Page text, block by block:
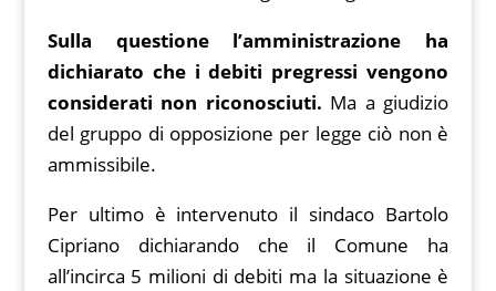
Sulla questione l’amministrazione ha
dichiarato che i debiti pregressi vengono
considerati non riconosciuti. Ma a giudizio
del gruppo di opposizione per legge ciò non è
ammissibile.
Per ultimo è intervenuto il sindaco Bartolo
Cipriano dichiarando che il Comune ha
all’incirca 5 milioni di debiti ma la situazione è